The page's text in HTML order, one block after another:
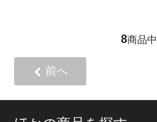
8商品中
前へ